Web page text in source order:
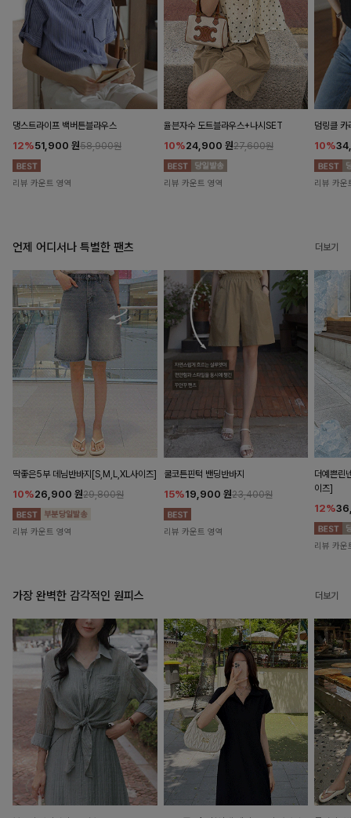
댕스트라이프 백버튼블라우스
12%51,900 원58,900원
리뷰 카운트 영역
율븐자수 도트블라우스+나시SET
10%24,900 원27,600원
리뷰 카운트 영역
덤링클 카
10%
리뷰 카운
언제 어디서나 특별한 팬츠 더보기
딱좋은5부 데님반바지[S,M,L,XL사이즈]
10%26,900 원29,800원
리뷰 카운트 영역
쿨코튼핀턱 밴딩반바지
15%19,900 원23,400원
리뷰 카운트 영역
더예쁜린
이즈]
12%
리뷰 카운
가장 완벽한 감각적인 원피스 더보기